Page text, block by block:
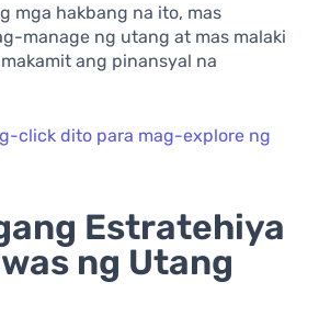
mga hakbang na ito, mas
manage ng utang at mas malaki
ang pinansyal na
click dito para mag-explore ng
Estratehiya
ng Utang